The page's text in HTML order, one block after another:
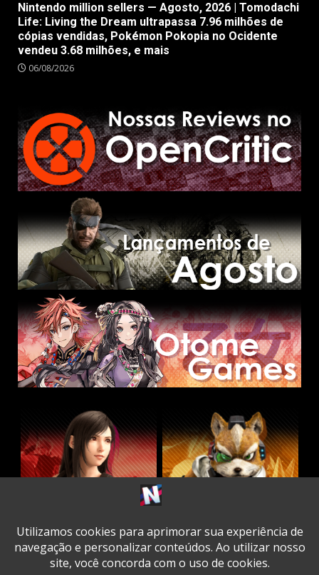
Nintendo million sellers — Agosto, 2026 | Tomodachi
Life: Living the Dream ultrapassa 7.96 milhões de
cópias vendidas, Pokémon Pokopia no Ocidente
vendeu 3.68 milhões, e mais
06/08/2026